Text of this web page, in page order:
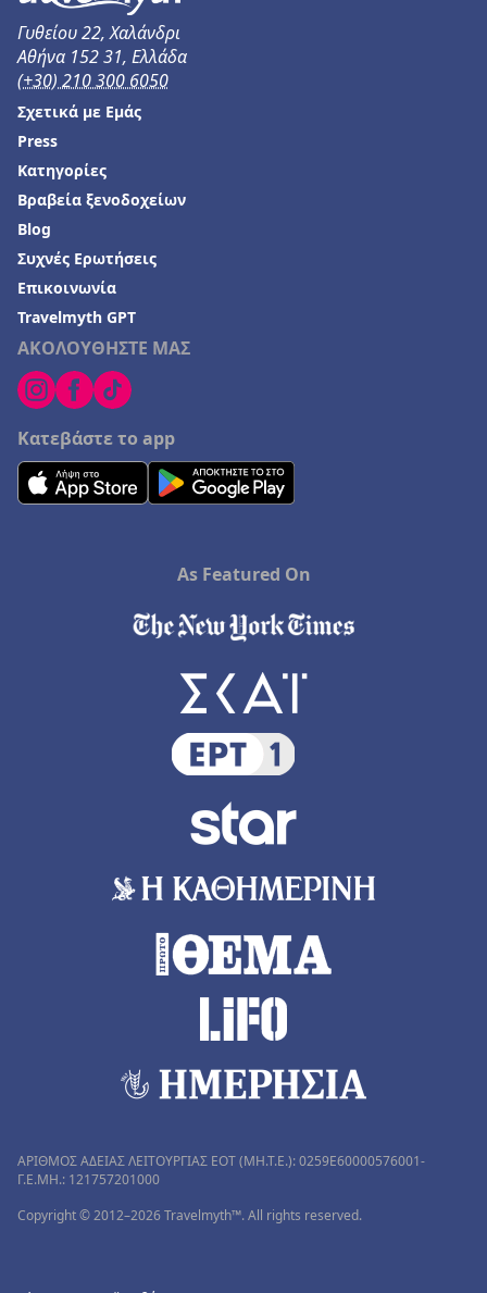
Γυθείου 22, Χαλάνδρι
Αθήνα 152 31, Ελλάδα
(+30) 210 300 6050
ΑΚΟΛΟΥΘΗΣΤΕ ΜΑΣ
Κατεβάστε το app
Σχετικά με Εμάς
Press
Κατηγορίες
Βραβεία ξενοδοχείων
Blog
Συχνές Ερωτήσεις
Επικοινωνία
Travelmyth GPT
As Featured On
ΑΡΙΘΜΟΣ ΑΔΕΙΑΣ ΛΕΙΤΟΥΡΓΙΑΣ ΕΟΤ (MH.T.E.): 0259Ε60000576001-
Γ.Ε.ΜΗ.: 121757201000
Copyright © 2012–2026 Travelmyth™. All rights reserved.